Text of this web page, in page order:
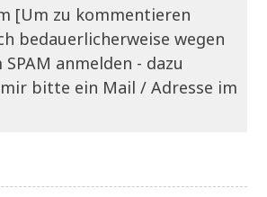
[Um zu kommentieren
bedauerlicherweise wegen
anmelden - dazu
bitte ein Mail / Adresse im